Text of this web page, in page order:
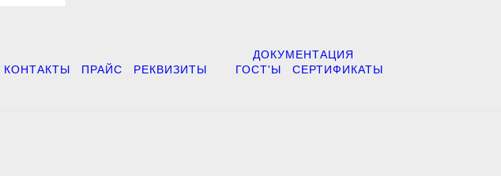
КОНТАКТЫ ПРАЙС РЕКВИЗИТЫ
ДОКУМЕНТАЦИЯ
ГОСТ'Ы
СЕРТИФИКАТЫ